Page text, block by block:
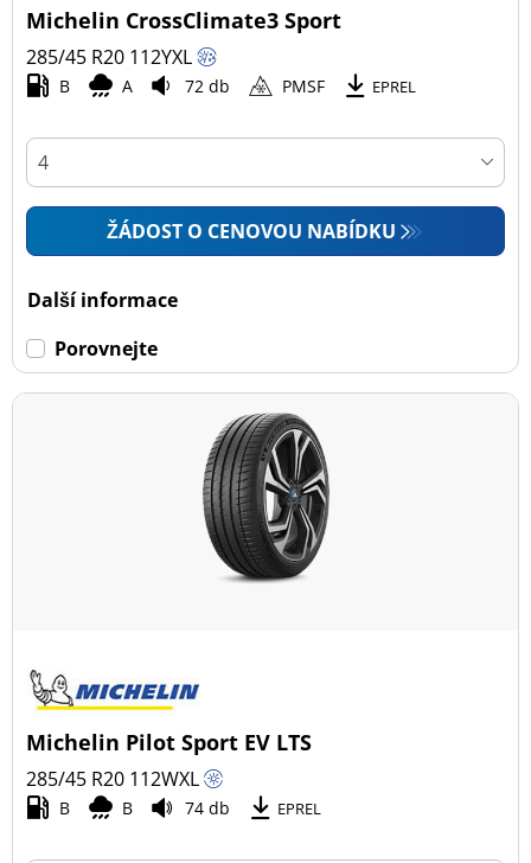
Michelin CrossClimate3 Sport
285/45 R20 112YXL
B A 72 db PMSF EPREL
ŽÁDOST O CENOVOU NABÍDKU
Další informace
Porovnejte
Michelin Pilot Sport EV LTS
285/45 R20 112WXL
B B 74 db EPREL